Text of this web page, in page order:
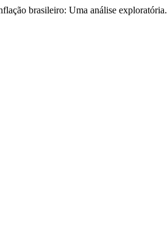
brasileiro: Uma análise exploratória.